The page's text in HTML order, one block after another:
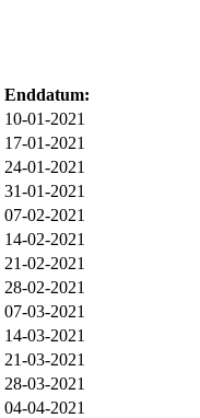
Enddatum:
10-01-2021
17-01-2021
24-01-2021
31-01-2021
07-02-2021
14-02-2021
21-02-2021
28-02-2021
07-03-2021
14-03-2021
21-03-2021
28-03-2021
04-04-2021